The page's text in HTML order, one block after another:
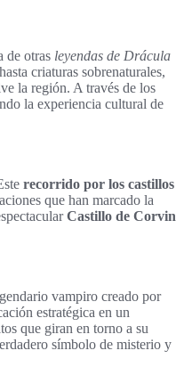
de otras leyendas de Drácula
criaturas sobrenaturales,
la región. A través de los
la experiencia cultural de
recorrido por los castillos
que han marcado la
Castillo de Corvin
vampiro creado por
estratégica en un
que giran en torno a su
símbolo de misterio y